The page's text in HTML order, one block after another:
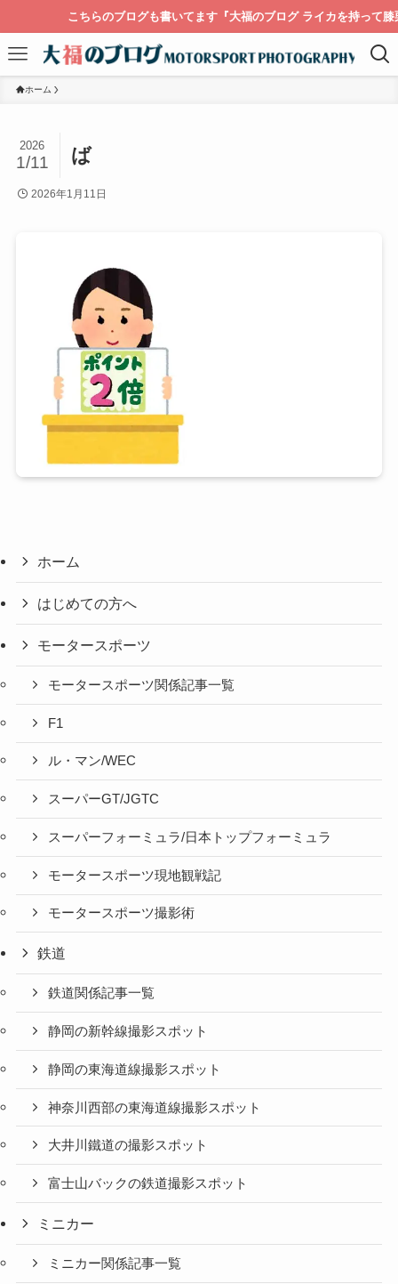
こちらのブログも書いてます『大福のブログ ライカを持って膝栗
ホーム
ば
2026
1/11
2026年1月11日
ホーム
はじめての方へ
モータースポーツ
モータースポーツ関係記事一覧
F1
ル・マン/WEC
スーパーGT/JGTC
スーパーフォーミュラ/日本トップフォーミュラ
モータースポーツ現地観戦記
モータースポーツ撮影術
鉄道
鉄道関係記事一覧
静岡の新幹線撮影スポット
静岡の東海道線撮影スポット
神奈川西部の東海道線撮影スポット
大井川鐵道の撮影スポット
富士山バックの鉄道撮影スポット
ミニカー
ミニカー関係記事一覧